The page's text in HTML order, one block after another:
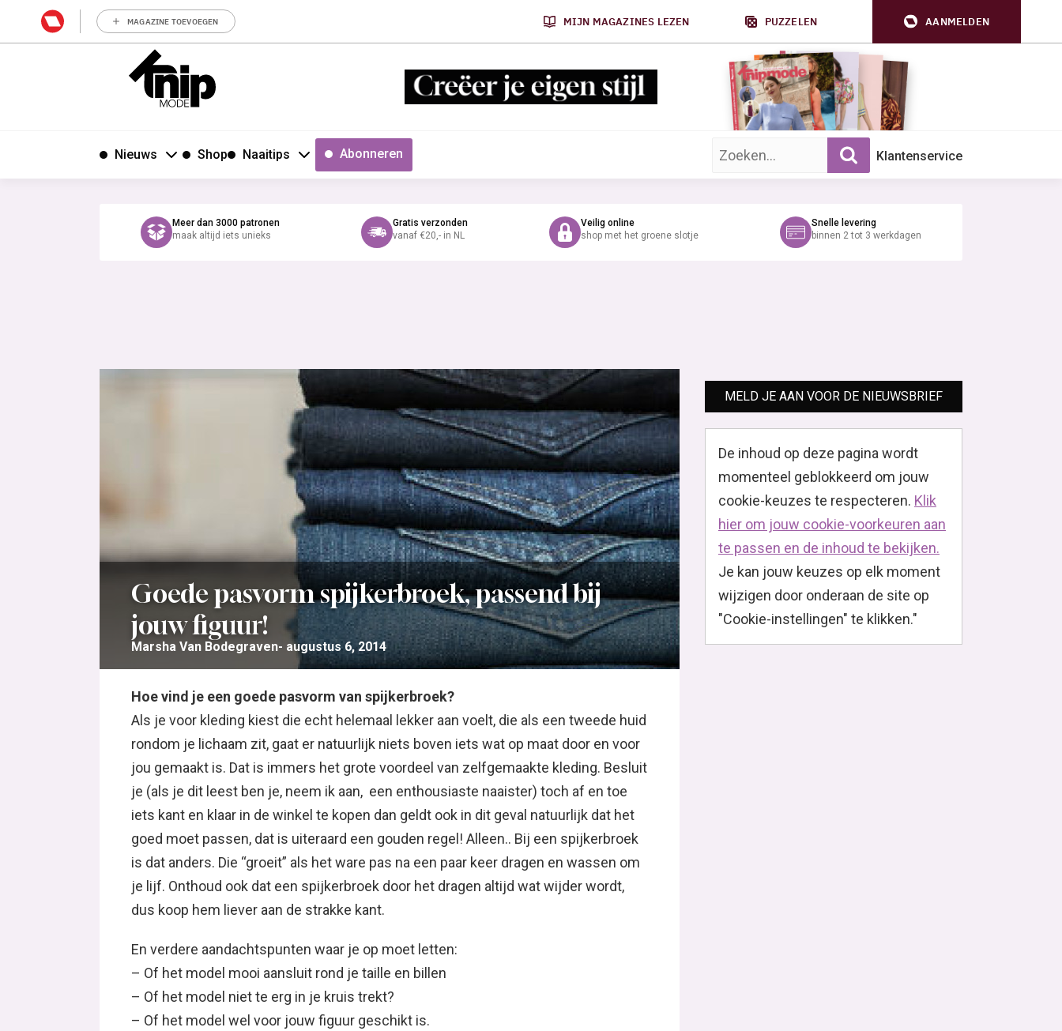
MAGAZINE TOEVOEGEN MIJN MAGAZINES LEZEN PUZZELEN AANMELDEN
Nieuws Shop Naaitips Abonneren Zoek op trefwoord: Klantenservice
Meer dan 3000 patronen
maak altijd iets unieks
Gratis verzonden
vanaf €20,- in NL
Veilig online
shop met het groene slotje
Snelle levering
binnen 2 tot 3 werkdagen
Goede pasvorm spijkerbroek, passend bij
jouw figuur!
Marsha Van Bodegraven augustus 6, 2014
Hoe vind je een goede pasvorm van spijkerbroek?
Als je voor kleding kiest die echt helemaal lekker aan voelt, die als een tweede huid
rondom je lichaam zit, gaat er natuurlijk niets boven iets wat op maat door en voor
jou gemaakt is. Dat is immers het grote voordeel van zelfgemaakte kleding. Besluit
je (als je dit leest ben je, neem ik aan, een enthousiaste naaister) toch af en toe
iets kant en klaar in de winkel te kopen dan geldt ook in dit geval natuurlijk dat het
goed moet passen, dat is uiteraard een gouden regel! Alleen.. Bij een spijkerbroek
is dat anders. Die “groeit” als het ware pas na een paar keer dragen en wassen om
je lijf. Onthoud ook dat een spijkerbroek door het dragen altijd wat wijder wordt,
dus koop hem liever aan de strakke kant.
En verdere aandachtspunten waar je op moet letten:
– Of het model mooi aansluit rond je taille en billen
– Of het model niet te erg in je kruis trekt?
– Of het model wel voor jouw figuur geschikt is.
MELD JE AAN VOOR DE NIEUWSBRIEF
De inhoud op deze pagina wordt
momenteel geblokkeerd om jouw
cookie-keuzes te respecteren. Klik
hier om jouw cookie-voorkeuren aan
te passen en de inhoud te bekijken.
Je kan jouw keuzes op elk moment
wijzigen door onderaan de site op
"Cookie-instellingen" te klikken."